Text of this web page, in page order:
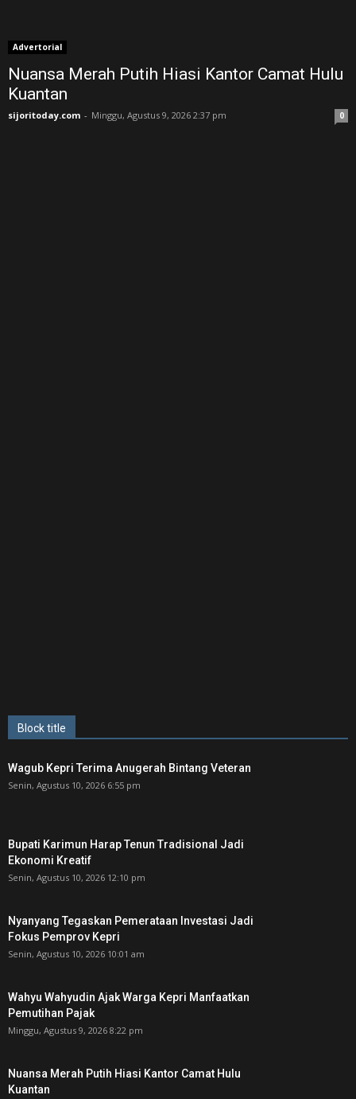
Advertorial
Nuansa Merah Putih Hiasi Kantor Camat Hulu
Kuantan
sijoritoday.com - Minggu, Agustus 9, 2026 2:37 pm 0
Block title
Wagub Kepri Terima Anugerah Bintang Veteran
Senin, Agustus 10, 2026 6:55 pm
Bupati Karimun Harap Tenun Tradisional Jadi
Ekonomi Kreatif
Senin, Agustus 10, 2026 12:10 pm
Nyanyang Tegaskan Pemerataan Investasi Jadi
Fokus Pemprov Kepri
Senin, Agustus 10, 2026 10:01 am
Wahyu Wahyudin Ajak Warga Kepri Manfaatkan
Pemutihan Pajak
Minggu, Agustus 9, 2026 8:22 pm
Nuansa Merah Putih Hiasi Kantor Camat Hulu
Kuantan